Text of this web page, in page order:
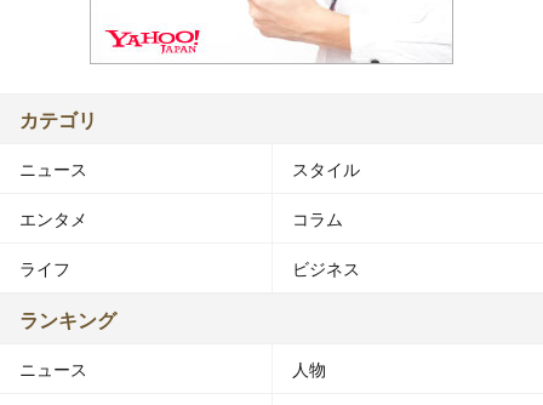
カテゴリ
ニュース スタイル
エンタメ コラム
ライフ ビジネス
ランキング
ニュース 人物